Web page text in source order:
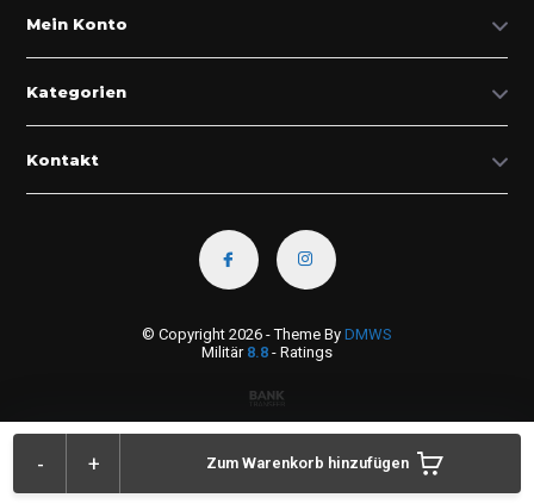
+
- Zum Warenkorb hinzufügen
Mein Konto
Kategorien
Kontakt
© Copyright 2026 - Theme By DMWS
Militär 8.8 - Ratings